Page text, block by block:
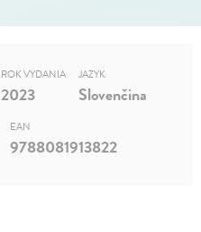
ROK VYDANIA
2023
JAZYK
Slovenčina
EAN
9788081913822